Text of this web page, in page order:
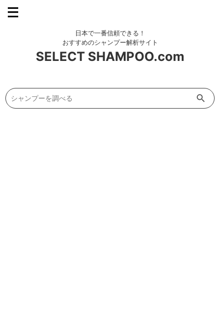
SELECT SHAMPOO.com
Search
for:
Search Button